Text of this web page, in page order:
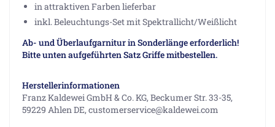
in attraktiven Farben lieferbar
inkl. Beleuchtungs-Set mit Spektrallicht/Weißlicht
Ab- und Überlaufgarnitur in Sonderlänge erforderlich!
Bitte unten aufgeführten Satz Griffe mitbestellen.
Herstellerinformationen
Franz Kaldewei GmbH & Co. KG, Beckumer Str. 33-35,
59229 Ahlen DE, customerservice@kaldewei.com